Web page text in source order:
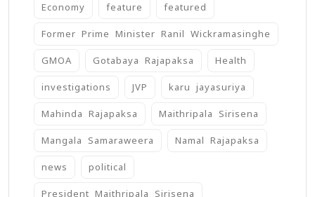
Economy feature featured
Former Prime Minister Ranil Wickramasinghe
GMOA Gotabaya Rajapaksa Health
investigations JVP karu jayasuriya
Mahinda Rajapaksa Maithripala Sirisena
Mangala Samaraweera Namal Rajapaksa
news political
President Maithripala Sirisena